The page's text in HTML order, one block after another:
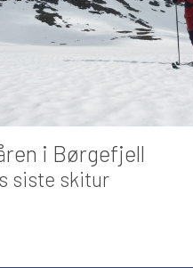
i Børgefjell
siste skitur